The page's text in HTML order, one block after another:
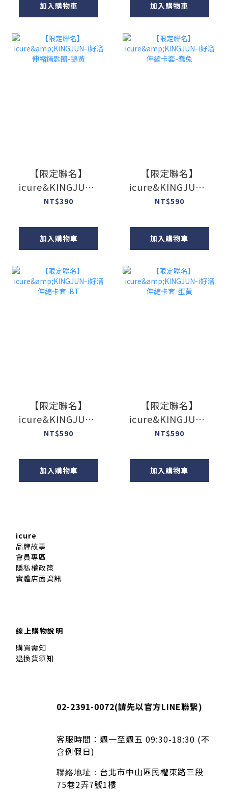
加入購物車 加入購物車
【限定聯名】
icure&KINGJUN-i
好溜伸縮鑰匙圈-鵝
NT$390
加入購物車
【限定聯名】
icure&KINGJUN-i
好溜伸縮卡套-蠢兔
NT$590
加入購物車
【限定聯名】
icure&KINGJUN-i
好溜伸縮卡套-BT
NT$590
加入購物車
【限定聯名】
icure&KINGJUN-i
好溜伸縮卡套-蛋黃
NT$590
加入購物車
icure
品牌故事
會員專區
隱私權政策
實體店面資訊
線上購物說明
購買需知
退換貨須知
02-2391-0072(請先以官方LINE聯繫)
客服時間： 週一至週五 09:30-18:30 (不
含例假日)
聯絡地址： 台北市中山區民權東路三段
75巷2弄7號1樓